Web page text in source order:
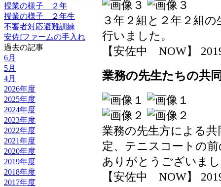
授業の様子 ２年
授業の様子 ２年生
不審者対応避難訓練
安佐fファームの手入れ
過去の記事
6月
5月
4月
2026年度
2025年度
2024年度
2023年度
2022年度
2021年度
2020年度
2019年度
2018年度
2017年度
３年２組と２年２組
行いました。
【安佐中 NOW】
業務の先生たちの共
業務の先生方による
定、テニスコートの
ありがとうございま
【安佐中 NOW】